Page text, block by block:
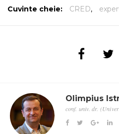
Cuvinte cheie: CRED,
Olimpius
conf. univ. dr.